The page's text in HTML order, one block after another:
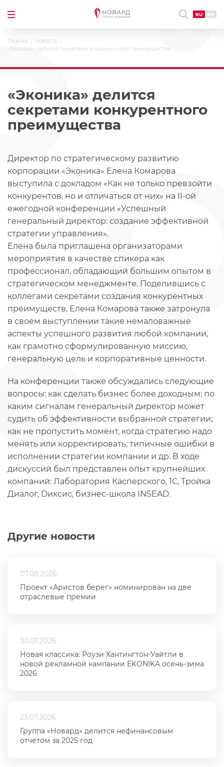
RU EN
Главная
Новости
«Эконика» делится секретами конкурентного преимущества
«Эконика» делится
секретами конкурентного
преимущества
Другие новости
07.08.2026
Проект «Аристов берег» номинирован на две
отраслевые премии
30.07.2026
Новая классика: Роузи Хантингтон-Уайтли в
новой рекламной кампании EKONIKA осень-зима
2026
23.07.2026
Группа «Новард» делится нефинансовым
отчётом за 2025 год
Директор по стратегическому развитию
корпорации «Эконика» Елена Комарова
выступила с докладом «Как не только превзойти
конкурентов, но и отличаться от них» на II-ой
ежегодной конференции «Успешный
генеральный директор: создание эффективной
стратегии управления».
Елена была приглашена организаторами
мероприятия в качестве спикера как
профессионал, обладающий большим опытом в
стратегическом менеджменте. Поделившись с
коллегами секретами создания конкурентных
преимуществ, Елена Комарова также затронула
в своем выступлении такие немаловажные
аспекты успешного развития любой компании,
как грамотно сформулированную миссию,
генеральную цель и корпоративные ценности.
На конференции также обсуждались следующие
вопросы: как сделать бизнес более доходным; по
каким сигналам генеральный директор может
судить об эффективности выбранной стратегии;
как не пропустить момент, когда стратегию надо
менять или корректировать; типичные ошибки в
исполнении стратегии компании и др. В ходе
дискуссий был представлен опыт крупнейших
компаний: Лаборатория Касперского, 1С, Тройка
Диалог, Dиксис, бизнес-школа INSEAD.